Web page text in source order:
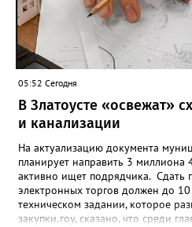
05:52 Сегодня
В Златоусте «освежат»
и канализации
На актуализацию документа
планирует направить 3 миллиона
активно ищет подрядчика. Сдать
электронных торгов должен до 10
техническом задании, которое
закупки.гоу, сказано, что среди